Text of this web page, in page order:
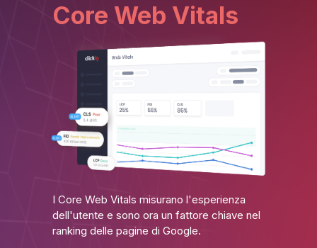
Core Web Vitals
I Core Web Vitals misurano l'esperienza
dell'utente e sono ora un fattore chiave nel
ranking delle pagine di Google.